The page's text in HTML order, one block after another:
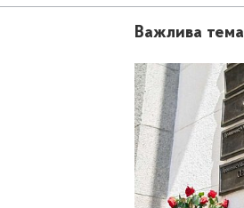
Важлива тема